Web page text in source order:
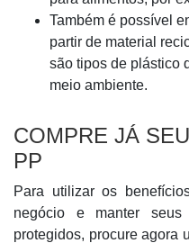
Também é possível
partir de material
são tipos de plástico
meio ambiente.
COMPRE JÁ
PP
Para utilizar os
negócio e manter
protegidos, procure agora